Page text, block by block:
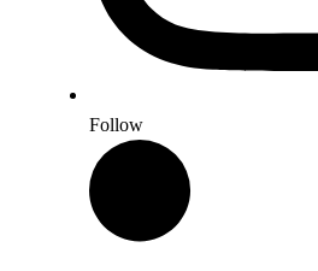
Follow